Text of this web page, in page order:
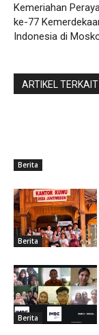
Kemeriahan
ke-77
Indonesia di
ARTIKEL TERKAIT
Berita
Berita
Berita